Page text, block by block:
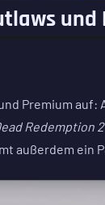
und
Premium auf:
Redemption 2
außerdem ein